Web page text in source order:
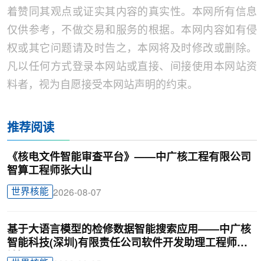
着赞同其观点或证实其内容的真实性。本网所有信息
仅供参考，不做交易和服务的根据。本网内容如有侵
权或其它问题请及时告之，本网将及时修改或删除。
凡以任何方式登录本网站或直接、间接使用本网站资
料者，视为自愿接受本网站声明的约束。
推荐阅读
《核电文件智能审查平台》——中广核工程有限公司
智算工程师张大山
世界核能 2026-08-07
基于大语言模型的检修数据智能搜索应用——中广核
智能科技(深圳)有限责任公司软件开发助理工程师廖
锦颖